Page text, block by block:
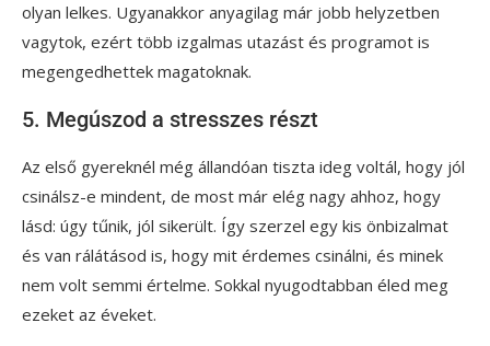
olyan lelkes. Ugyanakkor anyagilag már jobb helyzetben
vagytok, ezért több izgalmas utazást és programot is
megengedhettek magatoknak.
5. Megúszod a stresszes részt
Az első gyereknél még állandóan tiszta ideg voltál, hogy jól
csinálsz-e mindent, de most már elég nagy ahhoz, hogy
lásd: úgy tűnik, jól sikerült. Így szerzel egy kis önbizalmat
és van rálátásod is, hogy mit érdemes csinálni, és minek
nem volt semmi értelme. Sokkal nyugodtabban éled meg
ezeket az éveket.